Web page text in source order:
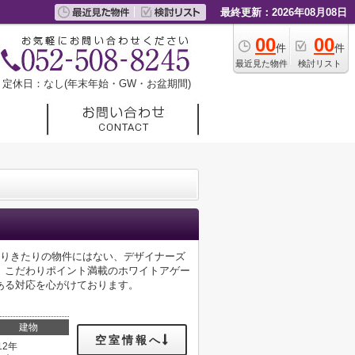
最終更新：2026年08月08日
00件
最近見た物件
00件
検討リスト
定休日：なし(年末年始・GW・お盆期間)
きたりの物件にはない、デザイナーズ
だわりポイント満載のホワイトアゲー
対応を心がけております。
建物
年
空室情報へ